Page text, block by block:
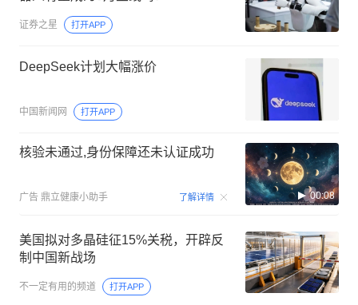
证券之星 打开APP
DeepSeek计划大幅涨价
中国新闻网 打开APP
核验未通过,身份保障还未认证成功
广告 鼎立健康小助手 了解详情 00:08
美国拟对多晶硅征15%关税，开辟反
制中国新战场
不一定有用的频道 打开APP